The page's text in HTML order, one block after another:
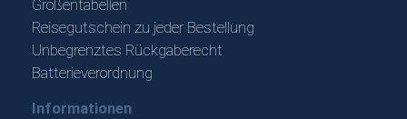
Größentabellen
Reisegutschein zu jeder Bestellung
Unbegrenztes Rückgaberecht
Batterieverordnung
Informationen